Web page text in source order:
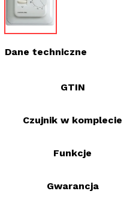
Dane techniczne
GTIN
Czujnik w komplecie
Funkcje
Gwarancja